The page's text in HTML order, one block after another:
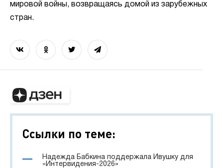
мировой войны, возвращаясь домой из зарубежных
стран.
Ссылки по теме:
Надежда Бабкина поддержала Ивушку для
«Интервидения-2026»